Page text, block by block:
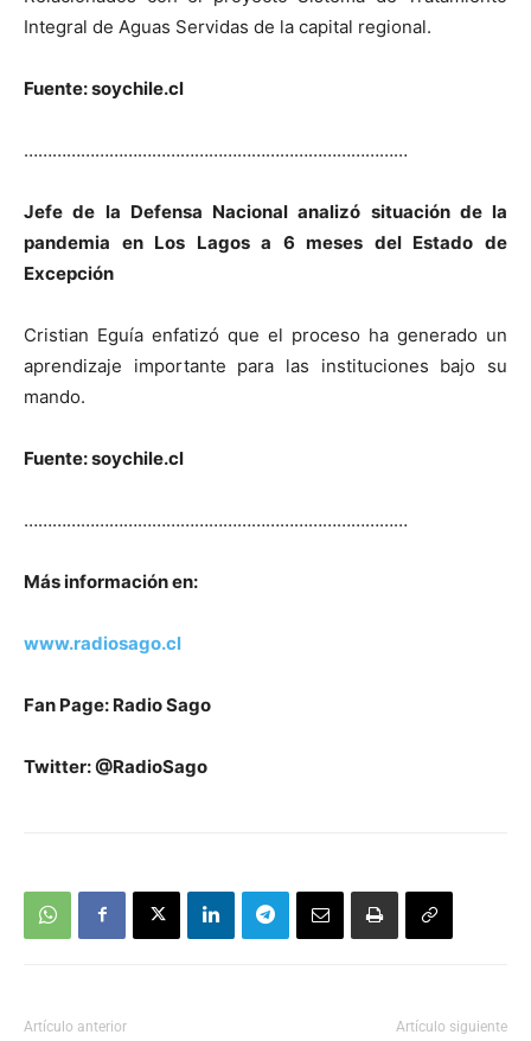
Integral de Aguas Servidas de la capital regional.
Fuente: soychile.cl
………………………………………………………………………
Jefe de la Defensa Nacional analizó situación de la
pandemia en Los Lagos a 6 meses del Estado de
Excepción
Cristian Eguía enfatizó que el proceso ha generado un
aprendizaje importante para las instituciones bajo su
mando.
Fuente: soychile.cl
………………………………………………………………………
Más información en:
www.radiosago.cl
Fan Page: Radio Sago
Twitter: @RadioSago
Artículo anterior Artículo siguiente